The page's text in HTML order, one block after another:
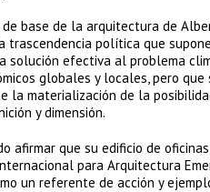
base de la arquitectura de
trascendencia política que
solución efectiva al problema
globales y locales, pero
la materialización de la
y dimensión.
afirmar que su edificio de
para Arquitectura
un referente de acción y